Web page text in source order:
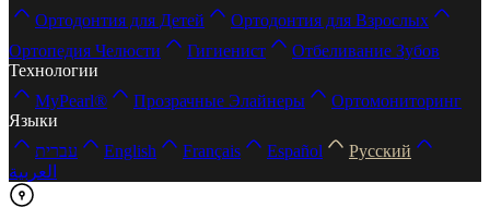
Ортодонтия для Детей
Ортодонтия для Взрослых
Ортопедия Челюсти
Гигиенист
Отбеливание Зубов
Технологии
MyPearl®
Прозрачные Элайнеры
Ортомониторинг
Языки
עברית
English Français Español
Русский
العربية